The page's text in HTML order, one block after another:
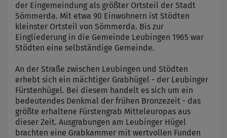
der Eingemeindung als größter Ortsteil der Stadt
Sömmerda. Mit etwa 90 Einwohnern ist Stödten
kleinster Ortsteil von Sömmerda. Bis zur
Eingliederung in die Gemeinde Leubingen 1965 war
Stödten eine selbständige Gemeinde.
An der Straße zwischen Leubingen und Stödten
erhebt sich ein mächtiger Grabhügel - der Leubinger
Fürstenhügel. Bei diesem handelt es sich um ein
bedeutendes Denkmal der frühen Bronzezeit - das
größte erhaltene Fürstengrab Mitteleuropas aus
dieser Zeit. Ausgrabungen am Leubinger Hügel
brachten eine Grabkammer mit wertvollen Funden